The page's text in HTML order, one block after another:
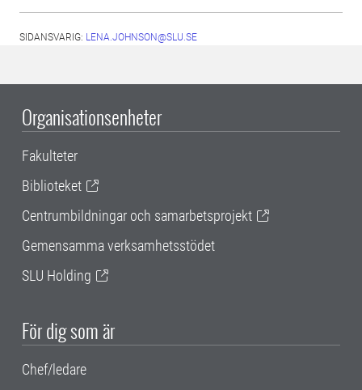
SIDANSVARIG: LENA.JOHNSON@SLU.SE
Organisationsenheter
Fakulteter
Biblioteket
Centrumbildningar och samarbetsprojekt
Gemensamma verksamhetsstödet
SLU Holding
För dig som är
Chef/ledare